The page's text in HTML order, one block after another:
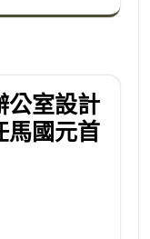
公室設計
馬國元首